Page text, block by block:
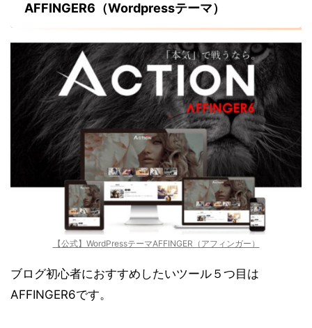
AFFINGER6（Wordpressテーマ）
【公式】WordPressテーマAFFINGER（アフィンガー）
ブログ初心者におすすめしたいツール５つ目は
AFFINGER6です。